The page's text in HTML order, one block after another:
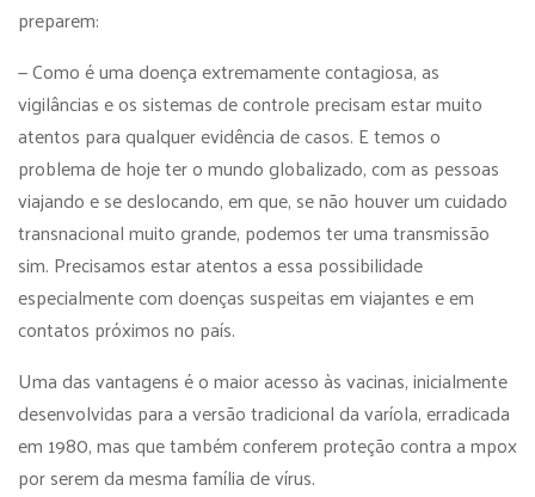
preparem:
— Como é uma doença extremamente contagiosa, as
vigilâncias e os sistemas de controle precisam estar muito
atentos para qualquer evidência de casos. E temos o
problema de hoje ter o mundo globalizado, com as pessoas
viajando e se deslocando, em que, se não houver um cuidado
transnacional muito grande, podemos ter uma transmissão
sim. Precisamos estar atentos a essa possibilidade
especialmente com doenças suspeitas em viajantes e em
contatos próximos no país.
Uma das vantagens é o maior acesso às vacinas, inicialmente
desenvolvidas para a versão tradicional da varíola, erradicada
em 1980, mas que também conferem proteção contra a mpox
por serem da mesma família de vírus.